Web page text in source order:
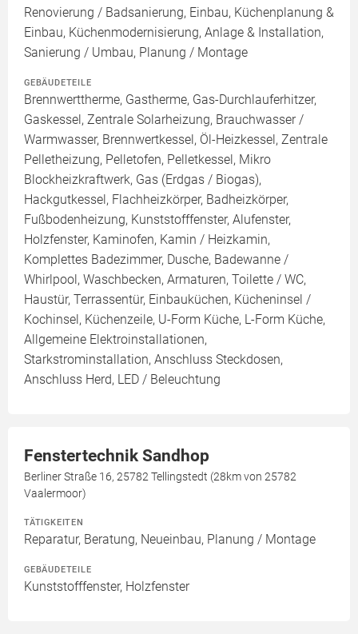
Renovierung / Badsanierung, Einbau, Küchenplanung &
Einbau, Küchenmodernisierung, Anlage & Installation,
Sanierung / Umbau, Planung / Montage
GEBÄUDETEILE
Brennwerttherme, Gastherme, Gas-Durchlauferhitzer,
Gaskessel, Zentrale Solarheizung, Brauchwasser /
Warmwasser, Brennwertkessel, Öl-Heizkessel, Zentrale
Pelletheizung, Pelletofen, Pelletkessel, Mikro
Blockheizkraftwerk, Gas (Erdgas / Biogas),
Hackgutkessel, Flachheizkörper, Badheizkörper,
Fußbodenheizung, Kunststofffenster, Alufenster,
Holzfenster, Kaminofen, Kamin / Heizkamin,
Komplettes Badezimmer, Dusche, Badewanne /
Whirlpool, Waschbecken, Armaturen, Toilette / WC,
Haustür, Terrassentür, Einbauküchen, Kücheninsel /
Kochinsel, Küchenzeile, U-Form Küche, L-Form Küche,
Allgemeine Elektroinstallationen,
Starkstrominstallation, Anschluss Steckdosen,
Anschluss Herd, LED / Beleuchtung
Fenstertechnik Sandhop
Berliner Straße 16, 25782 Tellingstedt (28km von 25782
Vaalermoor)
TÄTIGKEITEN
Reparatur, Beratung, Neueinbau, Planung / Montage
GEBÄUDETEILE
Kunststofffenster, Holzfenster